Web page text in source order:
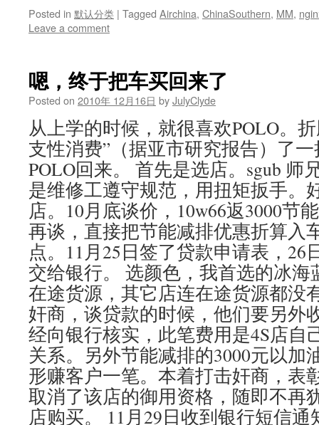
Posted in 默认分类 | Tagged Airchina, ChinaSouthern, MM,
Leave a comment
嗯，终于把车买回来了
Posted on 2010年 12月16日 byJulyClyde
从上学的时候，就很喜欢POLO。
支性消费”（据亚市研究报告）了
POLO回来。 首先是选店。sgub 师
是维修工遵守规范，用扭矩扳手。
店。10月底谈价，10w66返3000节
再谈，直接把节能减排优惠折算入
点。11月25日签了贷款申请表，26
交给银行。 选颜色，我首选的冰
在途货源，其它店连在途货源都没
奸商，谈贷款的时候，他们要另外
经向银行核实，此笔费用是4S店自
关系。另外节能减排的3000元以加
形赚客户一笔。本着打击奸商，表
取消了该店的御用资格，随即不再
店购买。 11月29日收到银行短信